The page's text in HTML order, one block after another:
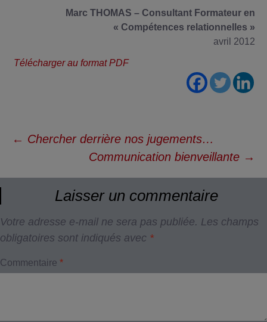
Marc THOMAS – Consultant Formateur en
« Compétences relationnelles »
avril 2012
Télécharger au format PDF
Navigation
← Chercher derrière nos jugements…
Communication bienveillante →
Laisser un commentaire
Votre adresse e-mail ne sera pas publiée. Les champs
obligatoires sont indiqués avec *
Commentaire *